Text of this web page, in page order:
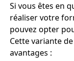
Si vous êtes en
réaliser votre
pouvez opter
Cette variante
avantages :